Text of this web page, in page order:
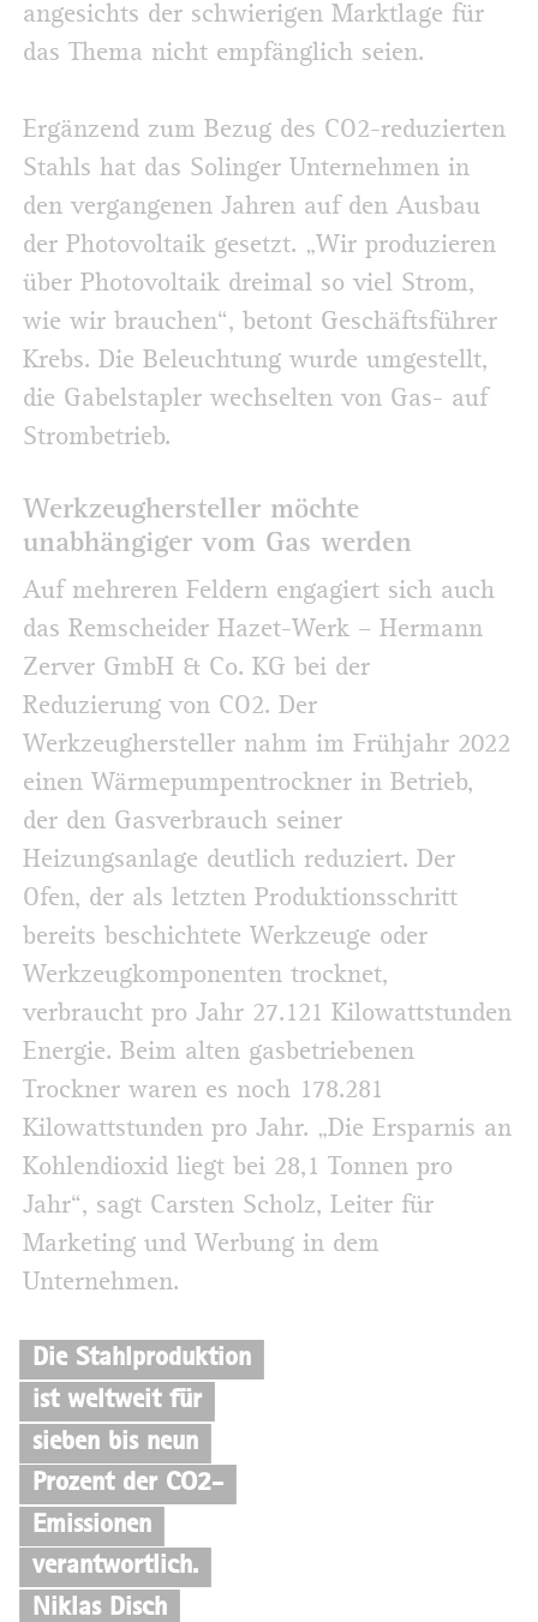
angesichts der schwierigen Marktlage für
das Thema nicht empfänglich seien.
Ergänzend zum Bezug des CO2-reduzierten
Stahls hat das Solinger Unternehmen in
den vergangenen Jahren auf den Ausbau
der Photovoltaik gesetzt. „Wir produzieren
über Photovoltaik dreimal so viel Strom,
wie wir brauchen“, betont Geschäftsführer
Krebs. Die Beleuchtung wurde umgestellt,
die Gabelstapler wechselten von Gas- auf
Strombetrieb.
Werkzeughersteller möchte
unabhängiger vom Gas werden
Auf mehreren Feldern engagiert sich auch
das Remscheider Hazet-Werk – Hermann
Zerver GmbH & Co. KG bei der
Reduzierung von CO2. Der
Werkzeughersteller nahm im Frühjahr 2022
einen Wärmepumpentrockner in Betrieb,
der den Gasverbrauch seiner
Heizungsanlage deutlich reduziert. Der
Ofen, der als letzten Produktionsschritt
bereits beschichtete Werkzeuge oder
Werkzeugkomponenten trocknet,
verbraucht pro Jahr 27.121 Kilowattstunden
Energie. Beim alten gasbetriebenen
Trockner waren es noch 178.281
Kilowattstunden pro Jahr. „Die Ersparnis an
Kohlendioxid liegt bei 28,1 Tonnen pro
Jahr“, sagt Carsten Scholz, Leiter für
Marketing und Werbung in dem
Unternehmen.
Die Stahlproduktion
ist weltweit für
sieben bis neun
Prozent der CO2-
Emissionen
verantwortlich.
Niklas Disch